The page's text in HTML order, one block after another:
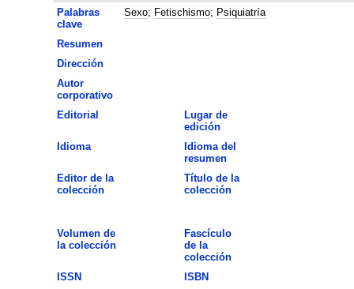
Palabras
clave
Sexo; Fetischismo; Psiquiatría
Resumen
Dirección
Autor
corporativo
Editorial
Lugar de
edición
Idioma
Idioma del
resumen
Editor de la
colección
Título de la
colección
Volumen de
la colección
Fascículo
de la
colección
ISSN
ISBN